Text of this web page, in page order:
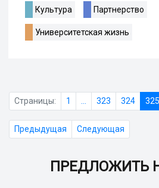
Культура Партнерство
Университетская жизнь
Страницы: 1 323 324 325
Предыдущая Следующая
ПРЕДЛОЖИТЬ